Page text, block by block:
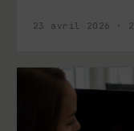
23 avril 2026 ·